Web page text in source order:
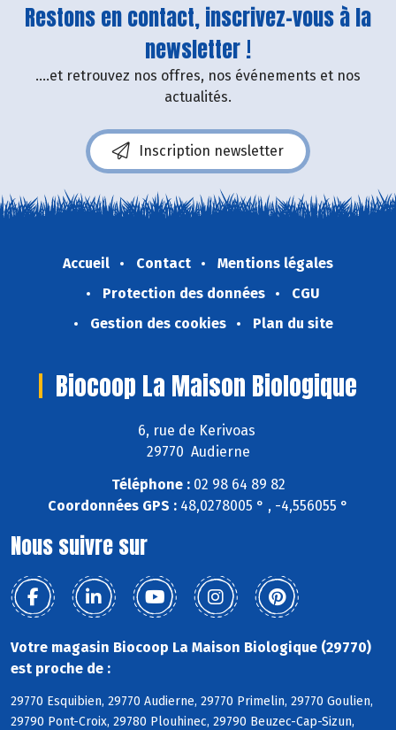
Restons en contact, inscrivez-vous à la
newsletter !
....et retrouvez nos offres, nos événements et nos
actualités.
Inscription newsletter
Accueil Contact
Mentions légales
Protection des données
CGU
Gestion des cookies
Plan du site
Biocoop La Maison Biologique
6, rue de Kerivoas
29770 Audierne
Téléphone :02 98 64 89 82
Coordonnées GPS : 48,0278005 ° , -4,556055 °
Nous suivre sur
Votre magasin Biocoop La Maison Biologique (29770)
est proche de :
29770 Esquibien, 29770 Audierne, 29770 Primelin, 29770 Goulien,
29790 Pont-Croix, 29780 Plouhinec, 29790 Beuzec-Cap-Sizun,